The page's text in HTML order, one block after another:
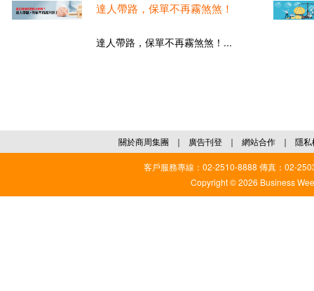
達人帶路，保單不再霧煞煞！
達人帶路，保單不再霧煞煞！...
關於商周集團 ｜ 廣告刊登 ｜ 網站合作 ｜ 隱私
客戶服務專線：02-2510-8888 傳真：02-
Copyright © 2026 Business